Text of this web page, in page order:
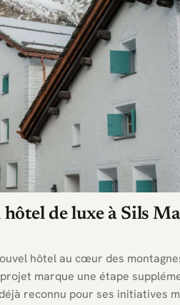
de luxe à Sils
hôtel au cœur des
marque une étape
reconnu pour ses initiatives